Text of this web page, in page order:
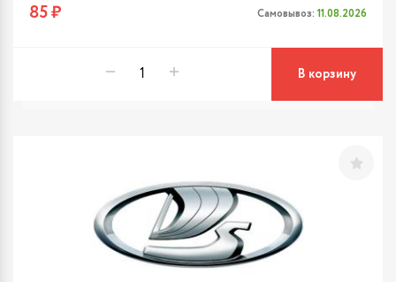
85 ₽ Самовывоз: 11.08.2026
В корзину